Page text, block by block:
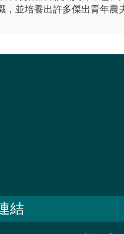
，並培養出許多傑出青年農
結